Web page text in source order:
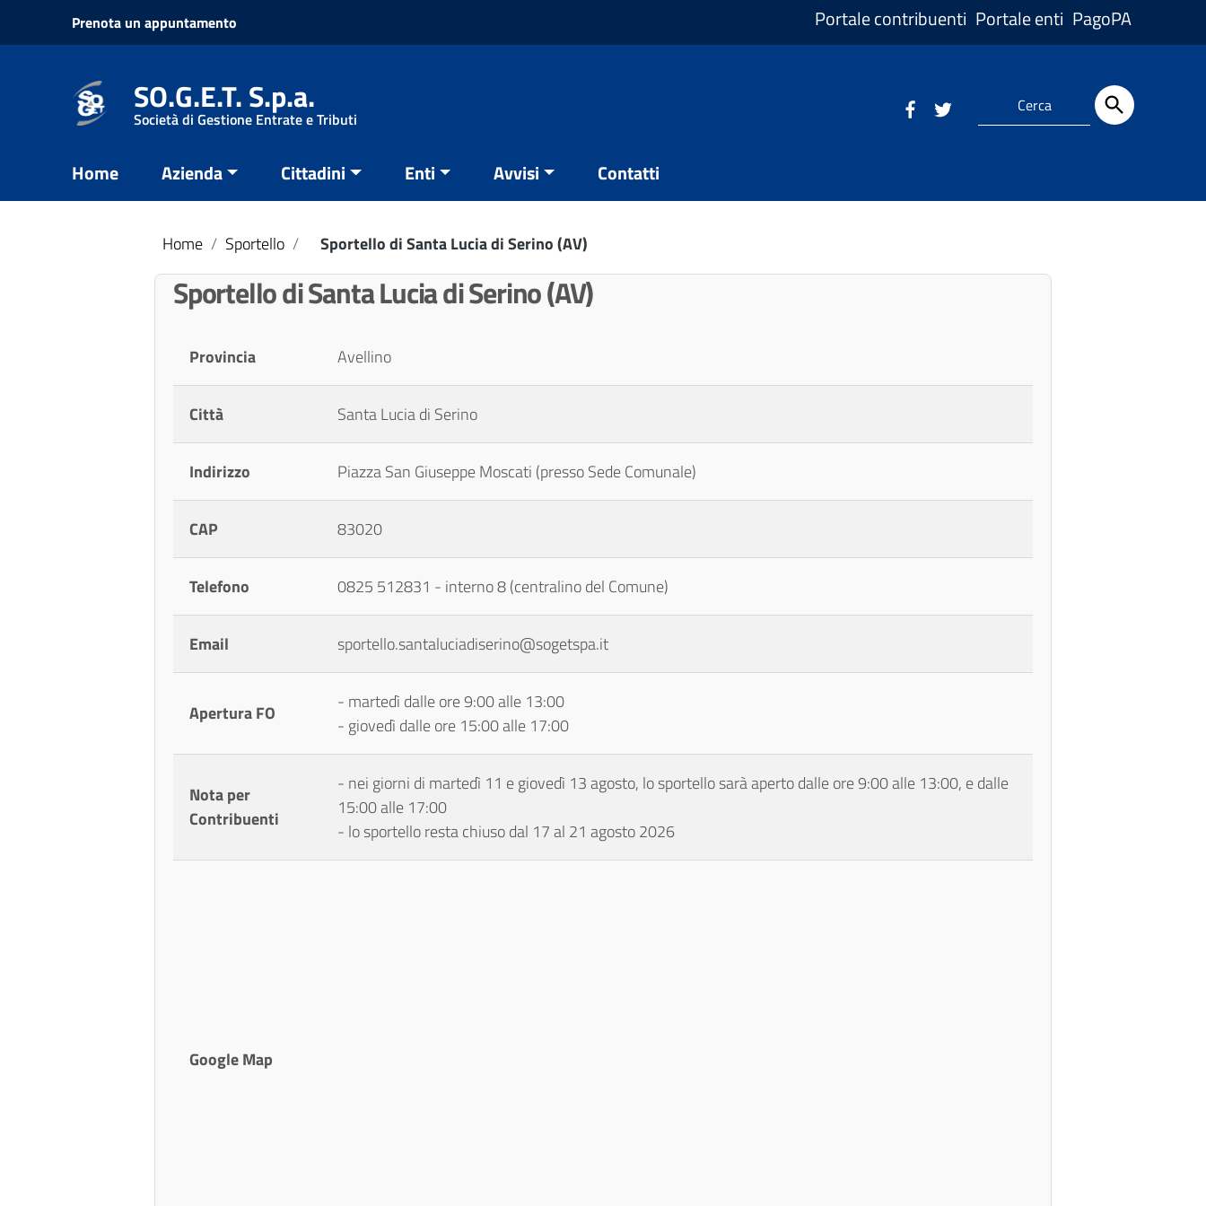
Vai ai contenuti
Vai al menu di navigazione
Prenota un appuntamento Portale contribuenti Portale enti PagoPA
SO.G.E.T. S.p.a.
Società di Gestione Entrate e Tributi
Home Azienda Cittadini Enti Avvisi Contatti
Home / Sportello / Sportello di Santa Lucia di Serino (AV)
Sportello di Santa Lucia di Serino (AV)
Provincia Avellino
Città Santa Lucia di Serino
Indirizzo Piazza San Giuseppe Moscati (presso Sede Comunale)
CAP 83020
Telefono 0825 512831 - interno 8 (centralino del Comune)
Email sportello.santaluciadiserino@sogetspa.it
Apertura FO
- martedì dalle ore 9:00 alle 13:00
- giovedì dalle ore 15:00 alle 17:00
Nota per
Contribuenti
- nei giorni di martedì 11 e giovedì 13 agosto, lo sportello sarà aperto dalle ore 9:00 alle 13:00, e dalle
15:00 alle 17:00
- lo sportello resta chiuso dal 17 al 21 agosto 2026
Google Map